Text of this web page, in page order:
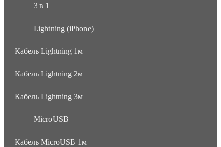
3 в 1
Lightning (iPhone)
Кабель Lightning 1м
Кабель Lightning 2м
Кабель Lightning 3м
MicroUSB
Кабель MicroUSB 1м